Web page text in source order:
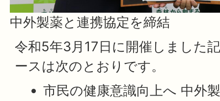
中外製薬と連携協定を締結
令和5年3月17日に開催しました
ースは次のとおりです。
市民の健康意識向上へ 中外